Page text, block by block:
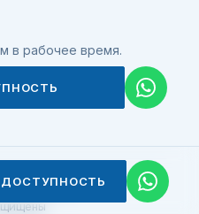
ДОСТУПНОСТЬ
в рабочее время.
Lux Yachts